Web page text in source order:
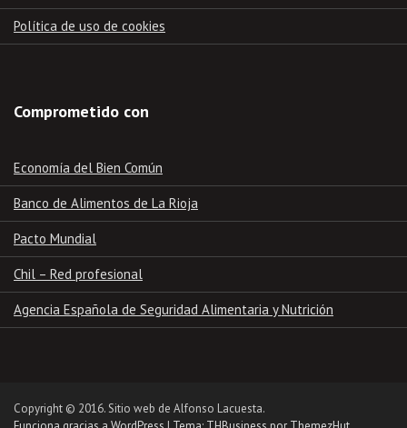
Política de uso de cookies
Comprometido con
Economía del Bien Común
Banco de Alimentos de La Rioja
Pacto Mundial
Chil – Red profesional
Agencia Española de Seguridad Alimentaria y Nutrición
Copyright © 2016. Sitio web de Alfonso Lacuesta.